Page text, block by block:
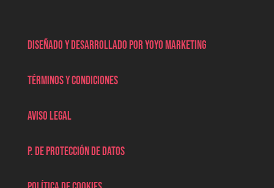
Diseñado y desarrollado por Yoyo marketing
Términos y condiciones
Aviso legal
P. de protección de datos